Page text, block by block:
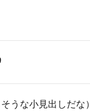
うな小見出しだな）